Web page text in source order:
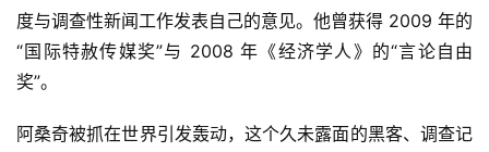
度与调查性新闻工作发表自己的意见。他曾获得 2009 年的
“国际特赦传媒奖”与 2008 年《经济学人》的“言论自由
奖”。
阿桑奇被抓在世界引发轰动，这个久未露面的黑客、调查记